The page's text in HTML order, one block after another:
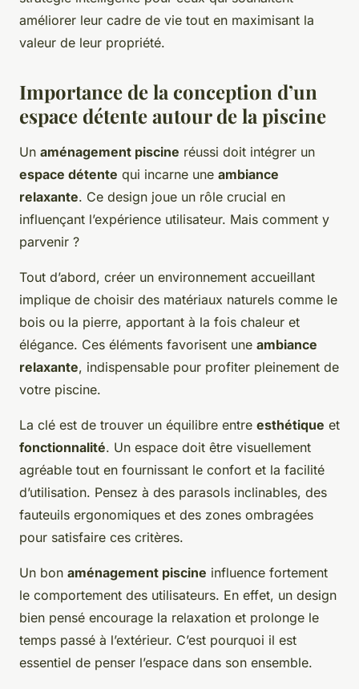
améliorer leur cadre de vie tout en maximisant la
valeur de leur propriété.
Importance de la conception d’un
espace détente autour de la piscine
Un aménagement piscine réussi doit intégrer un
espace détente qui incarne une ambiance
relaxante. Ce design joue un rôle crucial en
influençant l’expérience utilisateur. Mais comment y
parvenir ?
Tout d’abord, créer un environnement accueillant
implique de choisir des matériaux naturels comme le
bois ou la pierre, apportant à la fois chaleur et
élégance. Ces éléments favorisent une ambiance
relaxante, indispensable pour profiter pleinement de
votre piscine.
La clé est de trouver un équilibre entre esthétique et
fonctionnalité. Un espace doit être visuellement
agréable tout en fournissant le confort et la facilité
d’utilisation. Pensez à des parasols inclinables, des
fauteuils ergonomiques et des zones ombragées
pour satisfaire ces critères.
Un bon aménagement piscine influence fortement
le comportement des utilisateurs. En effet, un design
bien pensé encourage la relaxation et prolonge le
temps passé à l’extérieur. C’est pourquoi il est
essentiel de penser l’espace dans son ensemble.